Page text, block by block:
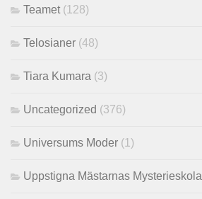
Teamet (128)
Telosianer (48)
Tiara Kumara (3)
Uncategorized (376)
Universums Moder (1)
Uppstigna Mästarnas Mysterieskola